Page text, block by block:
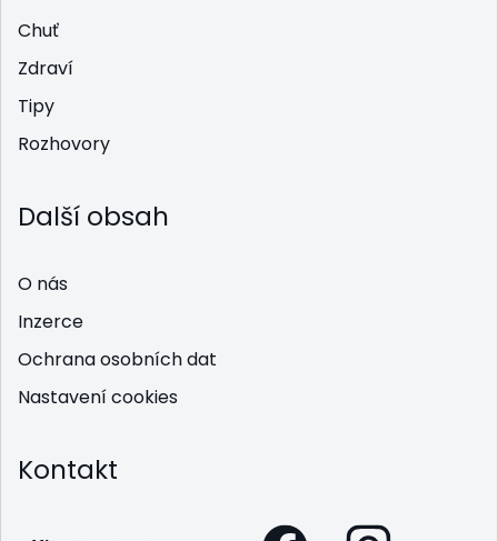
Chuť
Zdraví
Tipy
Rozhovory
Další obsah
O nás
Inzerce
Ochrana osobních dat
Nastavení cookies
Kontakt